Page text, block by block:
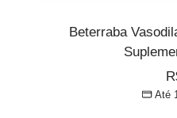
Beterraba
Até